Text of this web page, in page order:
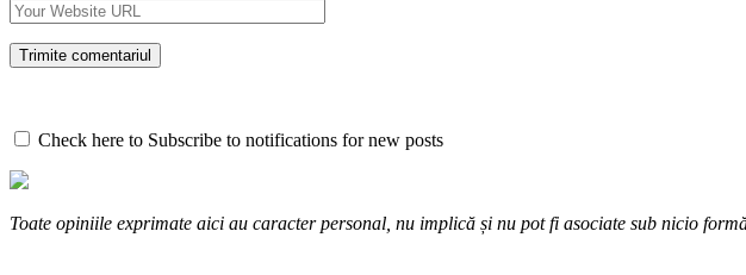
Check here to Subscribe to notifications for new posts
Toate opiniile exprimate aici au caracter personal, nu implică și nu pot fi asociate sub nicio